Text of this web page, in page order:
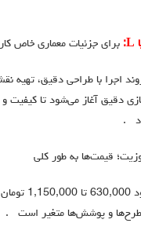
برای جزئیات معماری خاص
اجرا با طراحی دقیق، تهیه
دقیق آغاز می‌شود تا کیفیت و
.
قیمت‌ها به طور کلي
• قیمت‌ها از
طرح‌ها و پوشش‌ها متغیر است .